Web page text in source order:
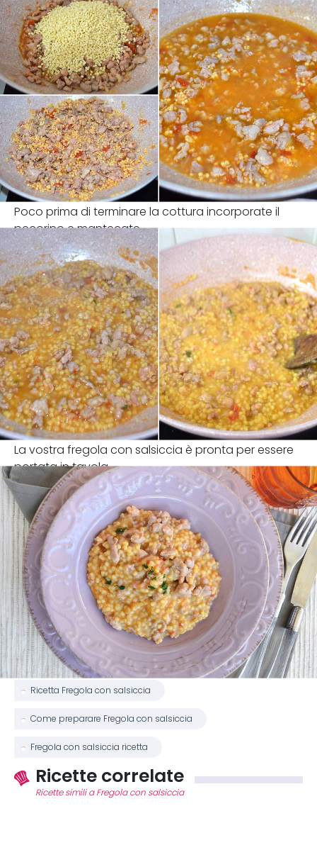
Poco prima di terminare la cottura incorporate il
pecorino e mantecate.
La vostra fregola con salsiccia è pronta per essere
portata in tavola.
Ricetta Fregola con salsiccia
Come preparare Fregola con salsiccia
Fregola con salsiccia ricetta
Ricette correlate
Ricette simili a Fregola con salsiccia